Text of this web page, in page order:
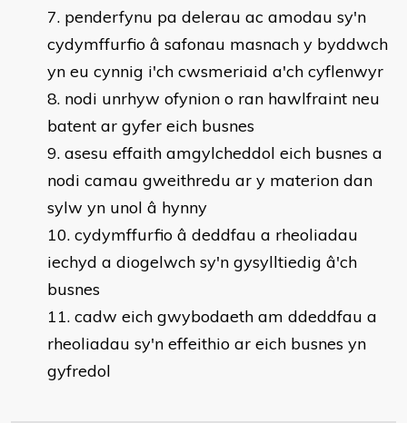
penderfynu pa delerau ac amodau sy'n
cydymffurfio â safonau masnach y byddwch
yn eu cynnig i'ch cwsmeriaid a'ch cyflenwyr
nodi unrhyw ofynion o ran hawlfraint neu
batent ar gyfer eich busnes
asesu effaith amgylcheddol eich busnes a
nodi camau gweithredu ar y materion dan
sylw yn unol â hynny
cydymffurfio â deddfau a rheoliadau
iechyd a diogelwch sy'n gysylltiedig â'ch
busnes
cadw eich gwybodaeth am ddeddfau a
rheoliadau sy'n effeithio ar eich busnes yn
gyfredol